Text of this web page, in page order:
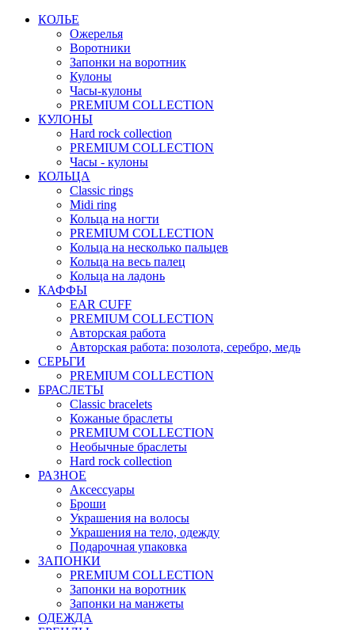
КОЛЬЕ
Ожерелья
Воротники
Запонки на воротник
Кулоны
Часы-кулоны
PREMIUM COLLECTION
КУЛОНЫ
Hard rock collection
PREMIUM COLLECTION
Часы - кулоны
КОЛЬЦА
Classic rings
Midi ring
Кольца на ногти
PREMIUM COLLECTION
Кольца на несколько пальцев
Кольца на весь палец
Кольца на ладонь
КАФФЫ
EAR CUFF
PREMIUM COLLECTION
Авторская работа
Авторская работа: позолота, серебро, медь
СЕРЬГИ
PREMIUM COLLECTION
БРАСЛЕТЫ
Classic bracelets
Кожаные браслеты
PREMIUM COLLECTION
Необычные браслеты
Hard rock collection
РАЗНОЕ
Аксессуары
Броши
Украшения на волосы
Украшения на тело, одежду
Подарочная упаковка
ЗАПОНКИ
PREMIUM COLLECTION
Запонки на воротник
Запонки на манжеты
ОДЕЖДА